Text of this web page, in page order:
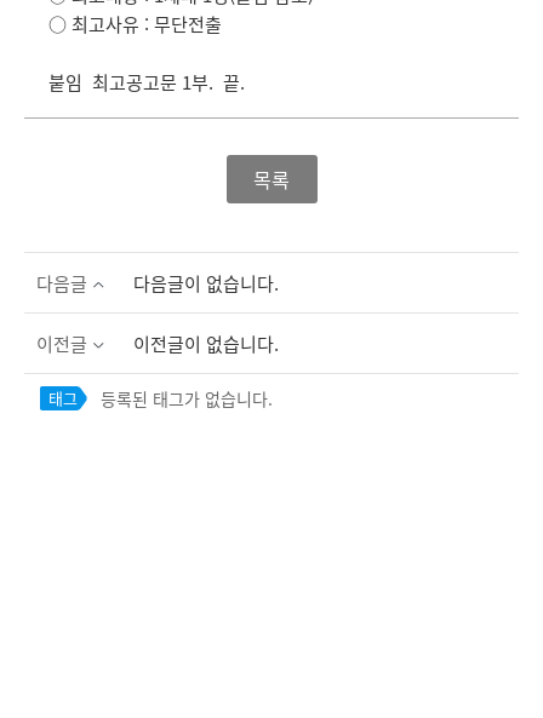
○ 최고사유 : 무단전출
붙임 최고공고문 1부. 끝.
목록
다음글 다음글이 없습니다.
이전글 이전글이 없습니다.
태그 등록된 태그가 없습니다.